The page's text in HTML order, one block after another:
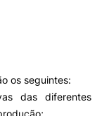
os seguintes:
das diferentes